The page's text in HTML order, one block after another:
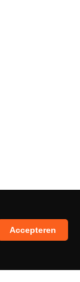
Accepteren